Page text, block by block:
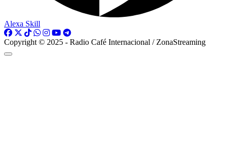
Alexa Skill
Copyright © 2025 - Radio Café Internacional / ZonaStreaming